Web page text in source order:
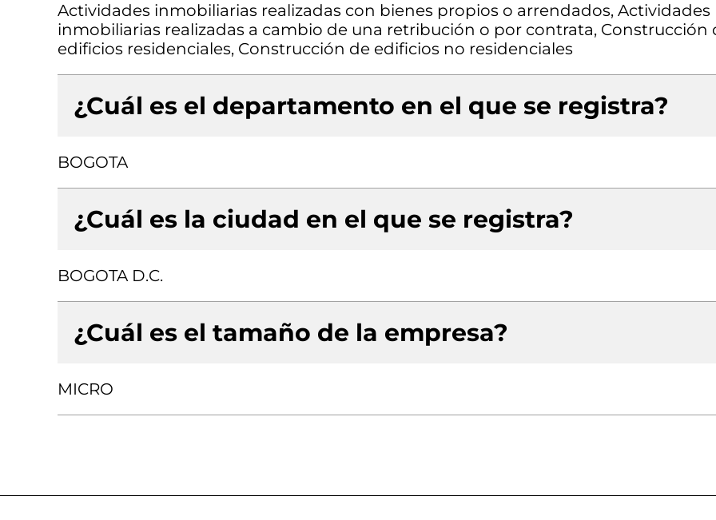
Actividades inmobiliarias realizadas con bienes propios o arrendados, Actividades
inmobiliarias realizadas a cambio de una retribución o por contrata, Construcción
edificios residenciales, Construcción de edificios no residenciales
¿Cuál es el departamento en el que se registra?
BOGOTA
¿Cuál es la ciudad en el que se registra?
BOGOTA D.C.
¿Cuál es el tamaño de la empresa?
MICRO